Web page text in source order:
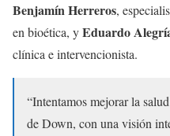
Benjamín Herreros,
en bioética, yEduardo
clínica e intervencionista.
“Intentamos mejorar la
de Down, con una visión